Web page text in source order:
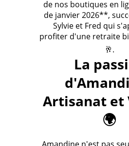
de nos boutiques en
de janvier 2026**,
Sylvie et Fred qui
profiter d'une retraite
🥂.
La
Artisanat et
🌍
Amandine n'est pas